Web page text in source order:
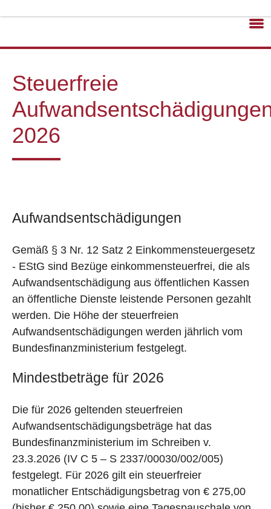
Steuerfreie
2026
Aufwandsentschädigungen
Gemäß § 3 Nr. 12 Satz 2 Einkommensteuergesetz
- EStG sind Bezüge einkommensteuerfrei, die als
Aufwandsentschädigung aus öffentlichen Kassen
an öffentliche Dienste leistende Personen gezahlt
werden. Die Höhe der steuerfreien
Aufwandsentschädigungen werden jährlich vom
Bundesfinanzministerium festgelegt.
Mindestbeträge für 2026
Die für 2026 geltenden steuerfreien
Aufwandsentschädigungsbeträge hat das
Bundesfinanzministerium im Schreiben v.
23.3.2026 (IV C 5 – S 2337/00030/002/005)
festgelegt. Für 2026 gilt ein steuerfreier
monatlicher Entschädigungsbetrag von € 275,00